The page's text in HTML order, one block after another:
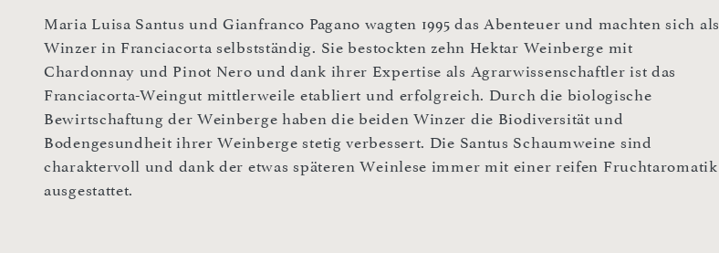
Maria Luisa Santus und Gianfranco Pagano wagten 1995 das Abenteuer und machten sich als
Winzer in Franciacorta selbstständig. Sie bestockten zehn Hektar Weinberge mit
Chardonnay und Pinot Nero und dank ihrer Expertise als Agrarwissenschaftler ist das
Franciacorta-Weingut mittlerweile etabliert und erfolgreich. Durch die biologische
Bewirtschaftung der Weinberge haben die beiden Winzer die Biodiversität und
Bodengesundheit ihrer Weinberge stetig verbessert. Die Santus Schaumweine sind
charaktervoll und dank der etwas späteren Weinlese immer mit einer reifen Fruchtaromatik
ausgestattet.